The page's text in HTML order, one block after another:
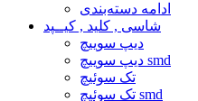
ادامه دسته‌بندی
شاسی , کلید , کیــپد
دیپ سوییچ
دیپ سوییچ smd
تک سوئیچ
تک سوئیچ smd